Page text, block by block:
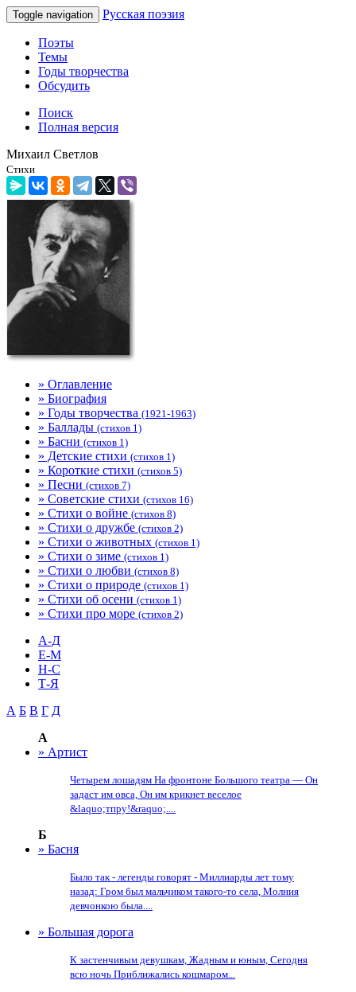
Toggle navigation Русская поэзия
Поэты
Темы
Годы творчества
Обсудить
Поиск
Полная версия
Михаил Светлов
Стихи
» Оглавление
» Биография
» Годы творчества (1921-1963)
» Баллады (стихов 1)
» Басни (стихов 1)
» Детские стихи (стихов 1)
» Короткие стихи (стихов 5)
» Песни (стихов 7)
» Советские стихи (стихов 16)
» Стихи о войне (стихов 8)
» Стихи о дружбе (стихов 2)
» Стихи о животных (стихов 1)
» Стихи о зиме (стихов 1)
» Стихи о любви (стихов 8)
» Стихи о природе (стихов 1)
» Стихи об осени (стихов 1)
» Стихи про море (стихов 2)
А-Д
Е-М
Н-С
Т-Я
А Б В Г Д
А
» Артист
Четырем лошадям На фронтоне Большого театра — Он
задаст им овса, Он им крикнет веселое
&laquo;тпру!&raquo;....
Б
» Басня
Было так - легенды говорят - Миллиарды лет тому
назад: Гром был мальчиком такого-то села, Молния
девчонкою была....
» Большая дорога
К застенчивым девушкам, Жадным и юным, Сегодня
всю ночь Приближались кошмаром...